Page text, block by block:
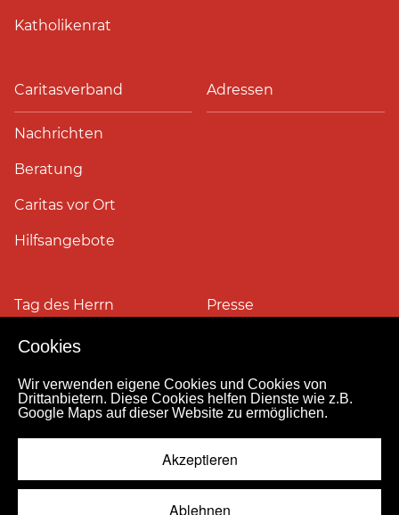
Cookies
Wir verwenden eigene Cookies und Cookies von
Drittanbietern. Diese Cookies helfen Dienste wie z.B.
Google Maps auf dieser Website zu ermöglichen.
Akzeptieren
Ablehnen
Katholikenrat
Caritasverband
Nachrichten
Beratung
Caritas vor Ort
Hilfsangebote
Adressen
Tag des Herrn Presse
Impressum
© 2026